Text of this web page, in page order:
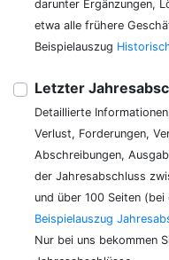
darunter Ergänzungen,
etwa alle frühere
Beispielauszug
Letzter
Detaillierte
Verlust, Forderungen,
Abschreibungen,
der Jahresabschluss
und über 100 Seiten
Beispielauszug
Nur bei uns bekommen